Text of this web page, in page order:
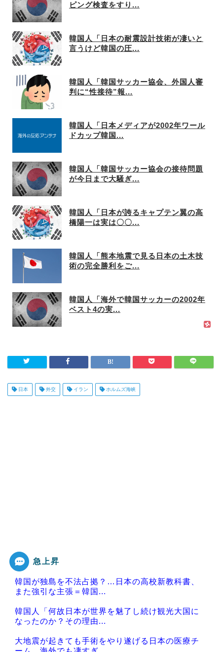
ピング検査をすり...
韓国人「日本の耐震設計技術が凄いと
言うけど韓国の圧...
韓国人「韓国サッカー協会、外国人審
判に“性接待”報...
韓国人「日本メディアが2002年ワール
ドカップ韓国...
韓国人「韓国サッカー協会の接待問題
が今日まで大騒ぎ...
韓国人「日本が誇るキャプテン翼の高
橋陽一は実は〇〇...
韓国人「熊本地震で見る日本の土木技
術の完全勝利をご...
韓国人「海外で韓国サッカーの2002年
ベスト4の実...
日本 外交 イラン ホルムズ海峡
急上昇
韓国が独島を不法占拠？…日本の高校新教科書、
また強引な主張＝韓国...
韓国人「何故日本が世界を魅了し続け観光大国に
なったのか？その理由...
大地震が起きても手術をやり遂げる日本の医療チ